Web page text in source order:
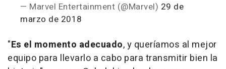
— Marvel Entertainment (@Marvel) 29 de
marzo de 2018
"Es el momento adecuado, y queríamos al mejor
equipo para llevarlo a cabo para transmitir bien la